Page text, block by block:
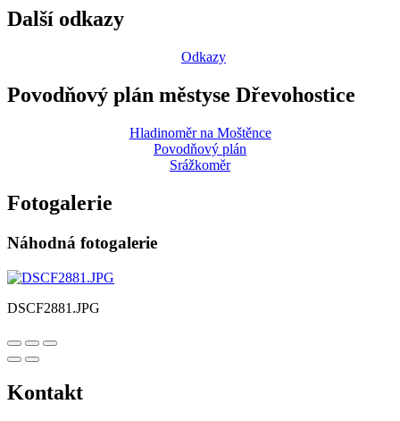
Další odkazy
Odkazy
Povodňový plán městyse Dřevohostice
Hladinoměr na Moštěnce
Povodňový plán
Srážkoměr
Fotogalerie
Náhodná fotogalerie
DSCF2881.JPG
Kontakt